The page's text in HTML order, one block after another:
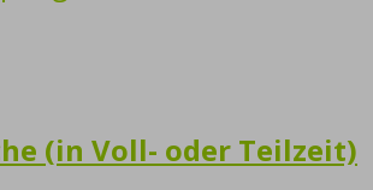
(in Voll- oder Teilzeit)